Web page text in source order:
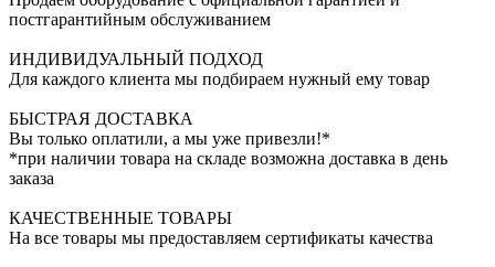
постгарантийным обслуживанием
ИНДИВИДУАЛЬНЫЙ ПОДХОД
Для каждого клиента мы подбираем нужный ему товар
БЫСТРАЯ ДОСТАВКА
Вы только оплатили, а мы уже привезли!*
*при наличии товара на складе возможна доставка в день
заказа
КАЧЕСТВЕННЫЕ ТОВАРЫ
На все товары мы предоставляем сертификаты качества